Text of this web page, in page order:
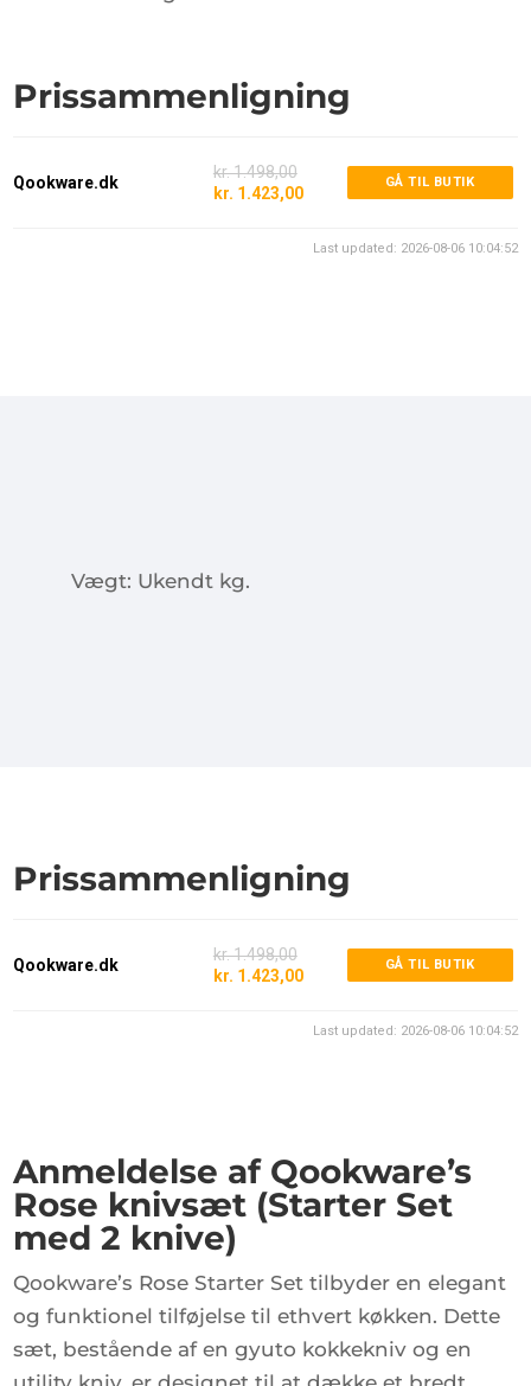
Prissammenligning
Qookware.dk
kr. 1.498,00
kr. 1.423,00
GÅ TIL BUTIK
Last updated: 2026-08-06 10:04:52
Vægt: Ukendt kg.
Prissammenligning
Qookware.dk
kr. 1.498,00
kr. 1.423,00
GÅ TIL BUTIK
Last updated: 2026-08-06 10:04:52
Anmeldelse af Qookware’s
Rose knivsæt (Starter Set
med 2 knive)
Qookware’s Rose Starter Set tilbyder en elegant
og funktionel tilføjelse til ethvert køkken. Dette
sæt, bestående af en gyuto kokkekniv og en